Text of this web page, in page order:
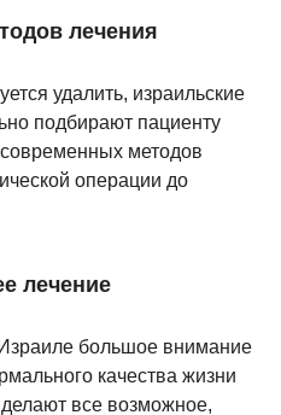
лечения
удалить, израильские
подбирают пациенту
методов
операции до
лечение
большое внимание
качества жизни
делают все возможное,